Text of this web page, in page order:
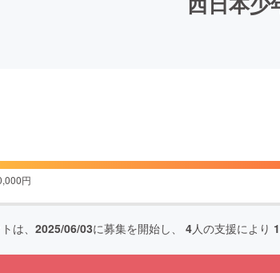
円
は、 2025/06/03に募集を開始し、 4人の支援により